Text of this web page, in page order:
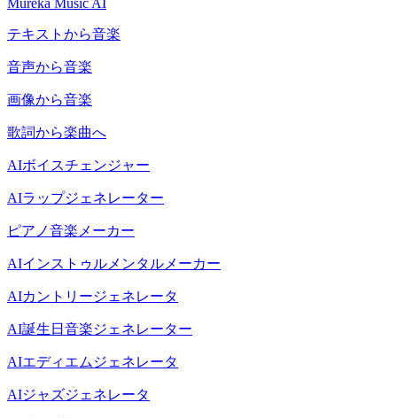
テキストから音楽
音声から音楽
画像から音楽
歌詞から楽曲へ
AIボイスチェンジャー
AIラップジェネレーター
ピアノ音楽メーカー
AIインストゥルメンタルメーカー
AIカントリージェネレータ
AI誕生日音楽ジェネレーター
AIエディエムジェネレータ
AIジャズジェネレータ